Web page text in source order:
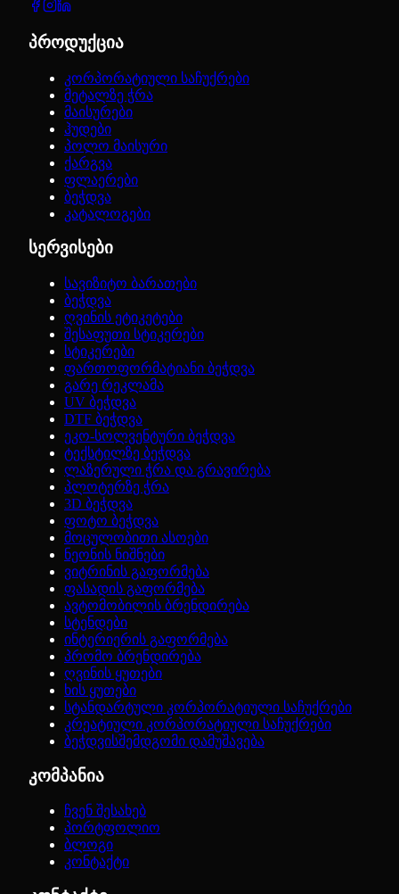
პროდუქცია
კორპორატიული საჩუქრები
მეტალზე ჭრა
მაისურები
ჰუდები
პოლო მაისური
ქარგვა
ფლაერები
ბეჭდვა
კატალოგები
სერვისები
სავიზიტო ბარათები
ბეჭდვა
ღვინის ეტიკეტები
შესაფუთი სტიკერები
სტიკერები
ფართოფორმატიანი ბეჭდვა
გარე რეკლამა
UV ბეჭდვა
DTF ბეჭდვა
ეკო-სოლვენტური ბეჭდვა
ტექსტილზე ბეჭდვა
ლაზერული ჭრა და გრავირება
პლოტერზე ჭრა
3D ბეჭდვა
ფოტო ბეჭდვა
მოცულობითი ასოები
ნეონის ნიშნები
ვიტრინის გაფორმება
ფასადის გაფორმება
ავტომობილის ბრენდირება
სტენდები
ინტერიერის გაფორმება
პრომო ბრენდირება
ღვინის ყუთები
ხის ყუთები
სტანდარტული კორპორატიული საჩუქრები
კრეატიული კორპორატიული საჩუქრები
ბეჭდვისშემდგომი დამუშავება
კომპანია
ჩვენ შესახებ
პორტფოლიო
ბლოგი
კონტაქტი